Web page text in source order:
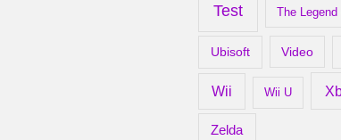
Test The
Ubisoft Video
Wii Wii U
Zelda